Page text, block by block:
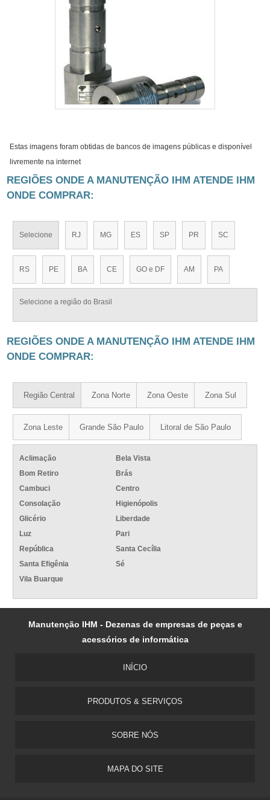
Estas imagens foram obtidas de bancos de imagens públicas e disponível
livremente na internet
REGIÕES ONDE A MANUTENÇÃO IHM ATENDE IHM
ONDE COMPRAR:
Selecione RJ MG ES SP PR SC
RS PE BA CE GO e DF AM PA
Selecione a região do Brasil
REGIÕES ONDE A MANUTENÇÃO IHM ATENDE IHM
ONDE COMPRAR:
Região Central Zona Norte Zona Oeste Zona Sul
Zona Leste Grande São Paulo Litoral de São Paulo
Aclimação
Bela Vista
Bom Retiro
Brás
Cambuci
Centro
Consolação
Higienópolis
Glicério
Liberdade
Luz
Pari
República
Santa Cecília
Santa Efigênia
Sé
Vila Buarque
Manutenção IHM - Dezenas de empresas de peças e
acessórios de informática
INÍCIO
PRODUTOS & SERVIÇOS
SOBRE NÓS
MAPA DO SITE